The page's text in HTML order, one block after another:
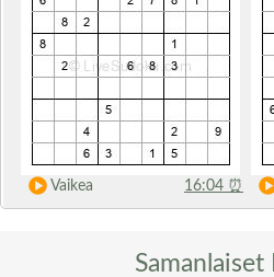
Vaikea 16:04 ⏰
Samanlaiset